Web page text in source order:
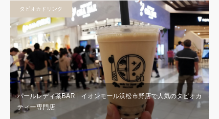
タピオカドリンク
パールレディ茶BAR｜イオンモール浜松市野店で人気のタピオカ
ティー専門店